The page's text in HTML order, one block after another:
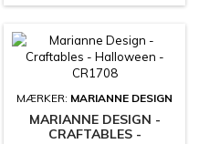
MÆRKER: MARIANNE DESIGN
MARIANNE DESIGN -
CRAFTABLES -